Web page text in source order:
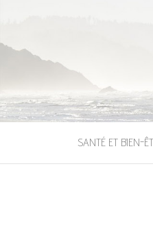
SANTÉ ET BIEN-